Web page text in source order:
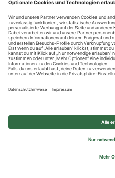
© 2026 REWE